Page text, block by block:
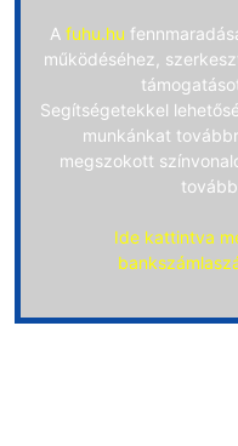
A fuhu.hu
működéséhez,
Segítségetekkel
munkánkat
megszokott
tovább.
Ide kattintva